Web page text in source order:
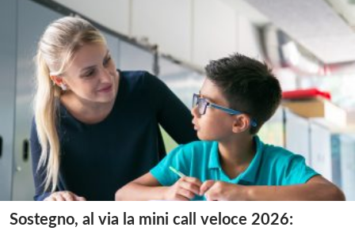
Sostegno, al via la mini call veloce 2026: